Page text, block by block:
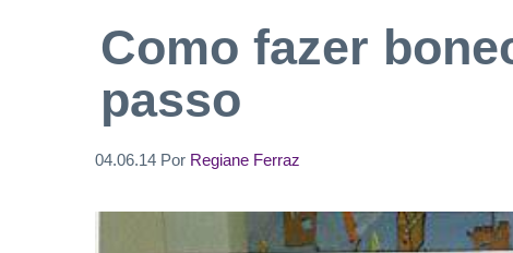
Como fazer
passo
04.06.14 Por Regiane Ferraz